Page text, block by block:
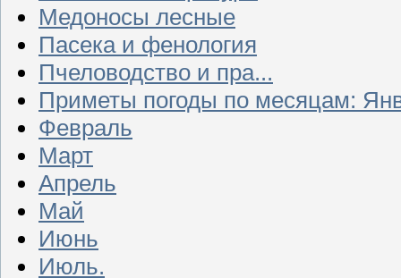
Медоносы лесные
Пасека и фенология
Пчеловодство и пра...
Приметы погоды по месяцам:
Февраль
Март
Апрель
Май
Июнь
Июль.